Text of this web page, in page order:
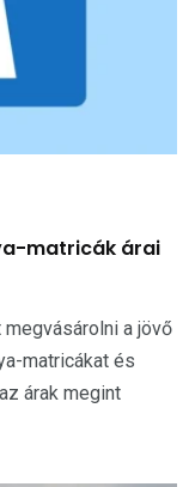
matricák árai
a jövő
matricákat és
árak megint